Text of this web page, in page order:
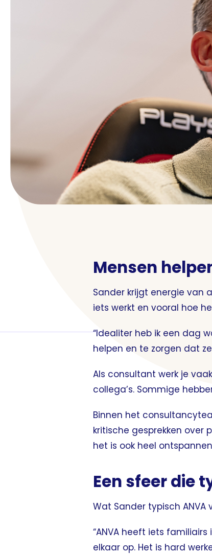
Mensen
Sander krijgt energie van
iets werkt en vooral hoe
“Idealiter heb ik een dag
helpen en te zorgen dat
Als consultant werk je
collega’s. Sommige
Binnen het
kritische gesprekken over
het is ook heel
Een sfeer die
Wat Sander typisch
“ANVA heeft iets
elkaar op. Het is hard